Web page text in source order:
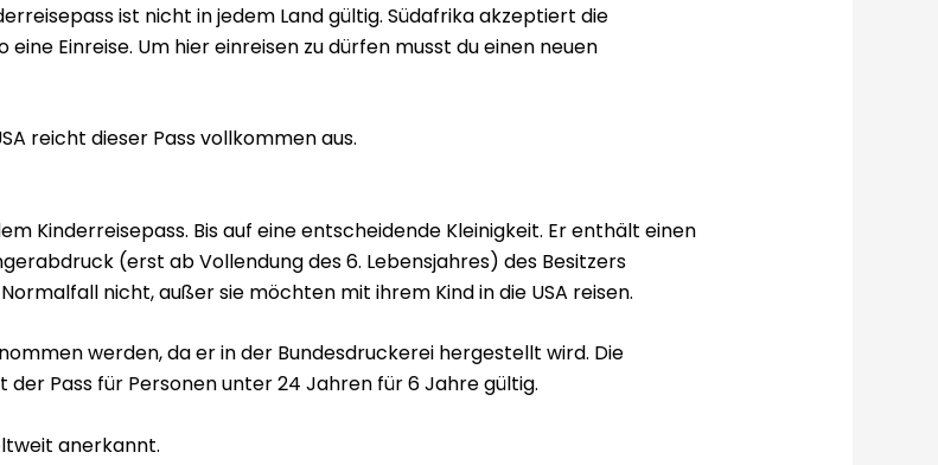
ist nicht in jedem Land gültig. Südafrika akzeptiert die
Einreise. Um hier einreisen zu dürfen musst du einen neuen
reicht dieser Pass vollkommen aus.
Kinderreisepass. Bis auf eine entscheidende Kleinigkeit. Er enthält einen
(erst ab Vollendung des 6. Lebensjahres) des Besitzers
nicht, außer sie möchten mit ihrem Kind in die USA reisen.
werden, da er in der Bundesdruckerei hergestellt wird. Die
Pass für Personen unter 24 Jahren für 6 Jahre gültig.
anerkannt.